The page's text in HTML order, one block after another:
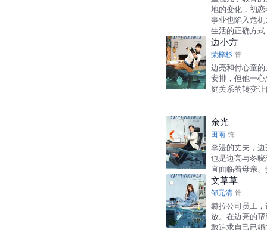
地的变化，初
事业也陷入危
生活的正确方式
边小方
荣梓杉 饰
边亮和付心童
安排，但他一
庭关系的转变
余光
田雨 饰
李漫的丈夫，
也是边亮与冬
直面临着母亲
文草草
邹元清 饰
赫拉公司员工
放。在边亮的
敢追求自己已